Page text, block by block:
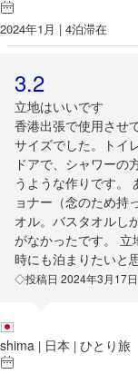
2024年1月 | 4泊滞在
3.2
立地はいいです
香港出張で使用させ
サイズでした。トイ
ドアで、シャワーの
うような作りです。
ョナー（念のため持
オル。バスタオルし
がなかったです。
時にも泊まりたいと
◇投稿日 2024年3月17
shima | 日本 | ひとり旅